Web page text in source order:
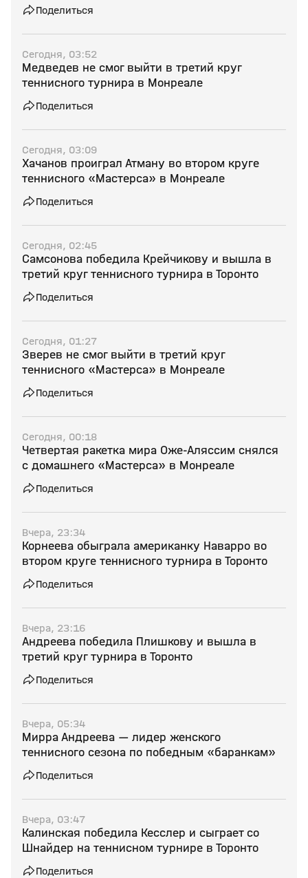
Поделиться
Сегодня, 03:52
Медведев не смог выйти в третий круг
теннисного турнира в Монреале
Поделиться
Сегодня, 03:09
Хачанов проиграл Атману во втором круге
теннисного «Мастерса» в Монреале
Поделиться
Сегодня, 02:45
Самсонова победила Крейчикову и вышла в
третий круг теннисного турнира в Торонто
Поделиться
Сегодня, 01:27
Зверев не смог выйти в третий круг
теннисного «Мастерса» в Монреале
Поделиться
Сегодня, 00:18
Четвертая ракетка мира Оже‑Аляссим снялся
с домашнего «Мастерса» в Монреале
Поделиться
Вчера, 23:34
Корнеева обыграла американку Наварро во
втором круге теннисного турнира в Торонто
Поделиться
Вчера, 23:16
Андреева победила Плишкову и вышла в
третий круг турнира в Торонто
Поделиться
Вчера, 05:34
Мирра Андреева — лидер женского
теннисного сезона по победным «баранкам»
Поделиться
Вчера, 03:47
Калинская победила Кесслер и сыграет со
Шнайдер на теннисном турнире в Торонто
Поделиться